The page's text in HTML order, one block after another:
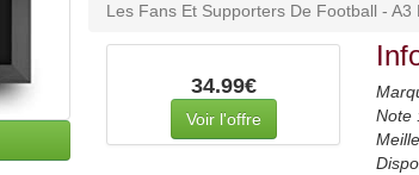
Les Fans Et Supporters De Football - A3
34.99€
Voir l'offre
Note